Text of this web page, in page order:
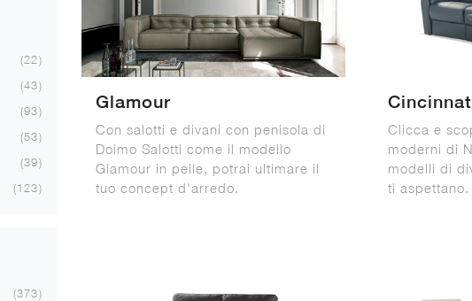
22
43
93
53
39
123
373
Glamour
Con salotti e divani con penisola di
Doimo Salotti come il modello
Glamour in pelle, potrai ultimare il
tuo concept d'arredo.
Clicca e
moderni di
modelli di
ti aspettano.